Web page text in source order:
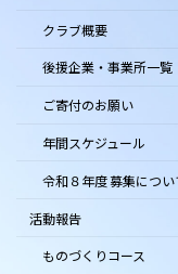
クラブ概要
後援企業・事業所一覧
ご寄付のお願い
年間スケジュール
令和８年度 募集につい
活動報告
ものづくりコース